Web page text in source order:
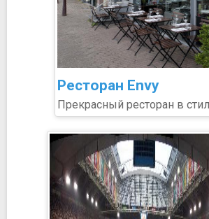
Ресторан Envy
Прекрасный ресторан в